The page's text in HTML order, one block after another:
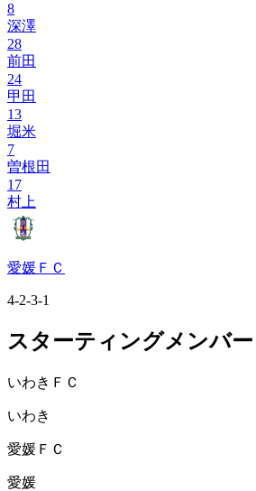
8
深澤
28
前田
24
甲田
13
堀米
7
曽根田
17
村上
愛媛ＦＣ
4-2-3-1
スターティングメンバー
いわきＦＣ
いわき
愛媛ＦＣ
愛媛